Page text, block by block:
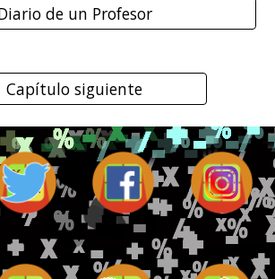
de un Profesor
Capítulo siguiente